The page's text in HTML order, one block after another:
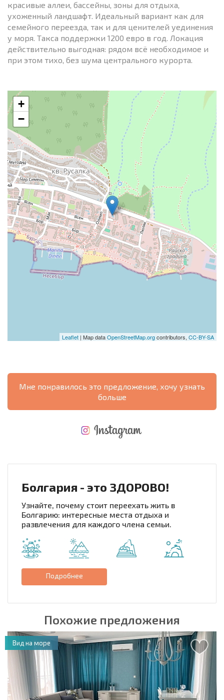
красивые аллеи, бассейны, зоны для отдыха,
ухоженный ландшафт. Идеальный вариант как для
семейного переезда, так и для ценителей уединения
у моря. Такса поддержки 1200 евро в год. Локация
действительно выгодная: рядом всё необходимое и
при этом тихо, без шума центрального курорта.
+
−
Leaflet | Map dataOpenStreetMap.orgcontributors, CC-BY-SA
Мне понравилось это предложение, хочу узнать
больше
Болгария - это ЗДОРОВО!
Узнайте, почему стоит переехать жить в
Болгарию: интересные места отдыха и
развлечения для каждого члена семьи.
Подробнее
Похожие предложения
Вид на море